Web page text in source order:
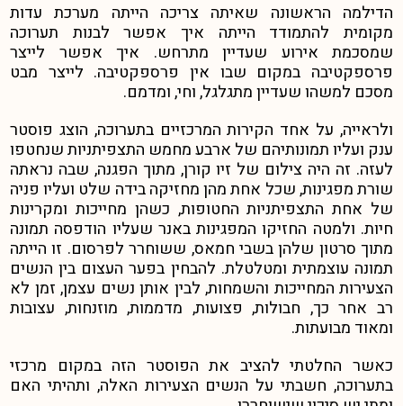
הדילמה הראשונה שאיתה צריכה הייתה מערכת עדות
מקומית להתמודד הייתה איך אפשר לבנות תערוכה
שמסכמת אירוע שעדיין מתרחש. איך אפשר לייצר
פרספקטיבה במקום שבו אין פרספקטיבה. לייצר מבט
מסכם למשהו שעדיין מתגלגל, וחי, ומדמם.
ולראייה, על אחד הקירות המרכזיים בתערוכה, הוצג פוסטר
ענק ועליו תמונותיהם של ארבע מחמש התצפיתניות שנחטפו
לעזה. זה היה צילום של זיו קורן, מתוך הפגנה, שבה נראתה
שורת מפגינות, שכל אחת מהן מחזיקה בידה שלט ועליו פניה
של אחת התצפיתניות החטופות, כשהן מחייכות ומקרינות
חיות. ולמטה החזיקו המפגינות באנר שעליו הודפסה תמונה
מתוך סרטון שלהן בשבי חמאס, ששוחרר לפרסום. זו הייתה
תמונה עוצמתית ומטלטלת. להבחין בפער העצום בין הנשים
הצעירות המחייכות והשמחות, לבין אותן נשים עצמן, זמן לא
רב אחר כך, חבולות, פצועות, מדממות, מוזנחות, עצובות
ומאוד מבועתות.
כאשר החלטתי להציב את הפוסטר הזה במקום מרכזי
בתערוכה, חשבתי על הנשים הצעירות האלה, ותהיתי האם